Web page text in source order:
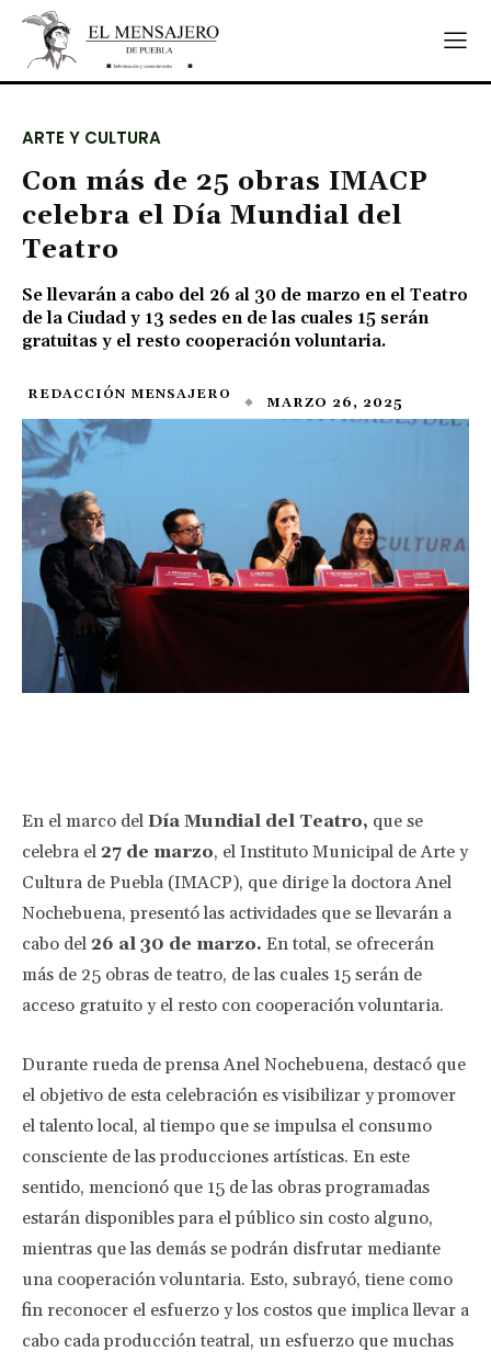
ARTE Y CULTURA
Con más de 25 obras IMACP
celebra el Día Mundial del
Teatro
Se llevarán a cabo del 26 al 30 de marzo en el Teatro
de la Ciudad y 13 sedes en de las cuales 15 serán
gratuitas y el resto cooperación voluntaria.
REDACCIÓN MENSAJERO MARZO 26, 2025
En el marco del Día Mundial del Teatro, que se
celebra el 27 de marzo, el Instituto Municipal de Arte y
Cultura de Puebla (IMACP), que dirige la doctora Anel
Nochebuena, presentó las actividades que se llevarán a
cabo del 26 al 30 de marzo. En total, se ofrecerán
más de 25 obras de teatro, de las cuales 15 serán de
acceso gratuito y el resto con cooperación voluntaria.
Durante rueda de prensa Anel Nochebuena, destacó que
el objetivo de esta celebración es visibilizar y promover
el talento local, al tiempo que se impulsa el consumo
consciente de las producciones artísticas. En este
sentido, mencionó que 15 de las obras programadas
estarán disponibles para el público sin costo alguno,
mientras que las demás se podrán disfrutar mediante
una cooperación voluntaria. Esto, subrayó, tiene como
fin reconocer el esfuerzo y los costos que implica llevar a
cabo cada producción teatral, un esfuerzo que muchas